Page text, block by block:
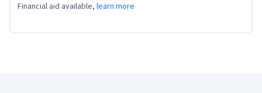
Financial aid available, learn more